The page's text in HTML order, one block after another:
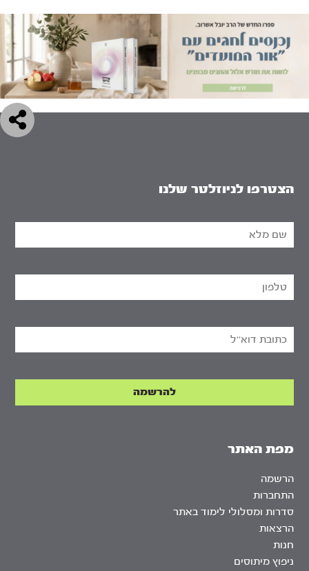
מפת האתר
הרשמה
התחברות
סדרות ומסלולי לימוד באתר
הרצאות
חנות
ניפוץ מיתוסים
הצטרפו לניוזלטר שלנו